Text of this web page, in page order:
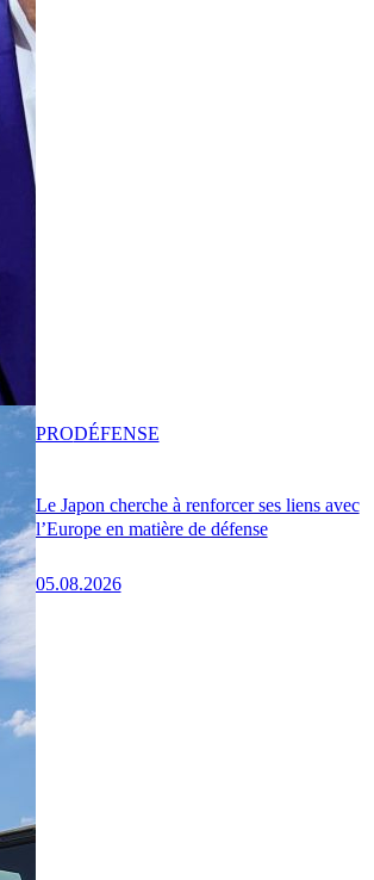
Le Japon cherche à renforcer ses liens avec
l’Europe en matière de défense
05.08.2026
PRODÉFENSE